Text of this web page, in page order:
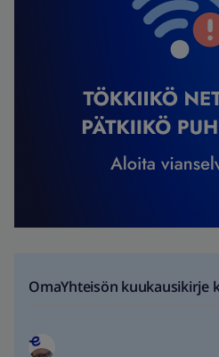
OmaYhteisön kuukausikirje